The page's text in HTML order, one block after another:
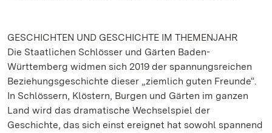
GESCHICHTEN UND GESCHICHTE IM THEMENJAHR
Die Staatlichen Schlösser und Gärten Baden-
Württemberg widmen sich 2019 der spannungsreichen
Beziehungsgeschichte dieser „ziemlich guten Freunde“.
In Schlössern, Klöstern, Burgen und Gärten im ganzen
Land wird das dramatische Wechselspiel der
Geschichte, das sich einst ereignet hat sowohl spannend